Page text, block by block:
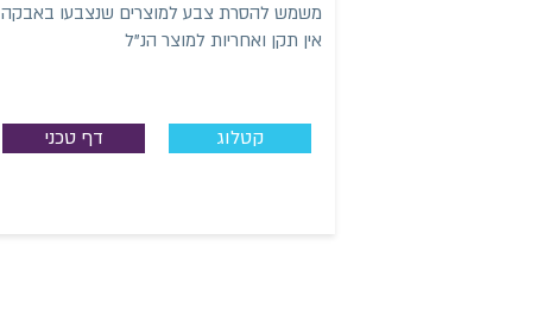
משמש להסרת צבע למוצרים שנצבעו באבקה
אין תקן ואחריות למוצר הנ"ל
דף טכני קטלוג